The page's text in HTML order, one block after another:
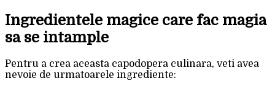
Ingredientele magice care fac magia
sa se intample
Pentru a crea aceasta capodopera culinara, veti avea
nevoie de urmatoarele ingrediente: